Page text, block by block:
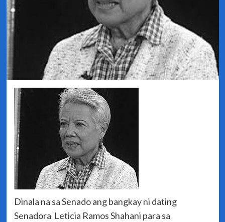
Dinala na sa Senado ang bangkay ni dating
Senadora Leticia Ramos Shahani para sa